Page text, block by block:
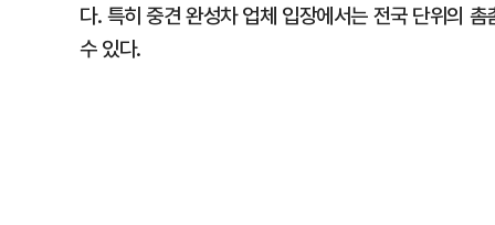
다. 특히 중견 완성차 업체 입장에서는 전국 단위의
수 있다.